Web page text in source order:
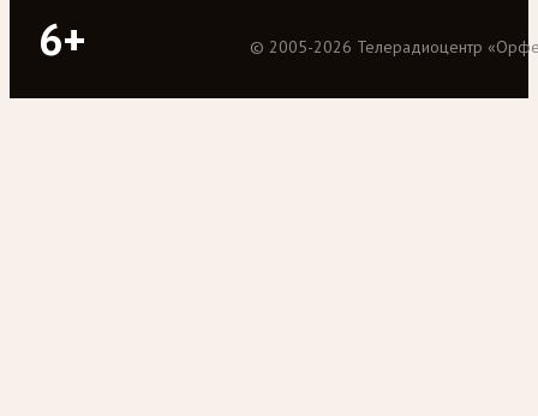
6+ © 2005-2026 Телерадиоцентр